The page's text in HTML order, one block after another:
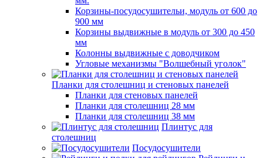
Корзины-посудосушительи, модуль от 600 до
900 мм
Корзины выдвижные в модуль от 300 до 450
мм
Колонны выдвижные с доводчиком
Угловые механизмы "Волшебный уголок"
Планки для столешниц и стеновых панелей
Планки для стеновых панелей
Планки для столешниц 28 мм
Планки для столешниц 38 мм
Плинтус для
столешниц
Посудосушители